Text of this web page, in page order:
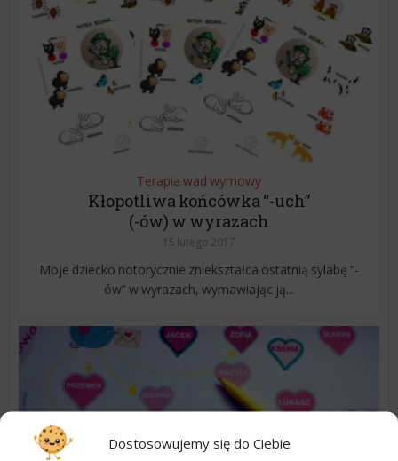
Dostosowujemy się do Ciebie
Terapia wad wymowy
Kłopotliwa końcówka “-uch”
(-ów) w wyrazach
15 lutego 2017
Moje dziecko notorycznie zniekształca ostatnią sylabę “-
ów” w wyrazach, wymawiając ją...